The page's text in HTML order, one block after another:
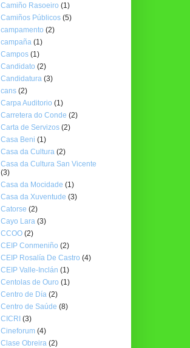
Camiño Rasoeiro (1)
Camiños Públicos (5)
campamento (2)
campaña (1)
Campos (1)
Candidato (2)
Candidatura (3)
cans (2)
Carpa Auditorio (1)
Carretera do Conde (2)
Carta de Servizos (2)
Casa Beni (1)
Casa da Cultura (2)
Casa da Cultura San Vicente
(3)
Casa da Mocidade (1)
Casa da Xuventude (3)
Catorse (2)
Cayo Lara (3)
CCOO (2)
CEIP Conmeniño (2)
CEIP Rosalía De Castro (4)
CEIP Valle-Inclán (1)
Centolas de Ouro (1)
Centro de Día (2)
Centro de Saúde (8)
CICRI (3)
Cineforum (4)
Clase Obreira (2)